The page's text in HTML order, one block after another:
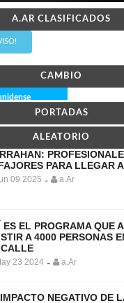
A.AR CLASIFICADOS
CAMBIO
PORTADAS
ALEATORIO
PARA LLEGAR
09 2025 - a.Ar
ES EL PROGRAMA QUE
A 4000 PERSONAS
23 2024 - a.Ar
NEGATIVO DE